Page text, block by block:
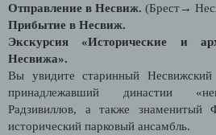
Отправление в Несвиж. (Брест→
Прибытие в Несвиж.
Экскурсия «Исторические и
Несвижа».
Вы увидите старинный
принадлежавший династии
Радзивиллов, а также
исторический парковый ансамбль.